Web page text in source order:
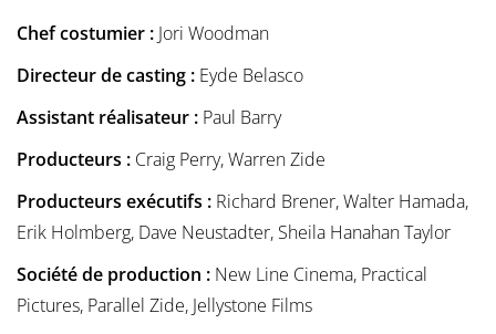
Chef costumier : Jori Woodman
Directeur de casting : Eyde Belasco
Assistant réalisateur : Paul Barry
Producteurs : Craig Perry, Warren Zide
Producteurs exécutifs : Richard Brener, Walter Hamada,
Erik Holmberg, Dave Neustadter, Sheila Hanahan Taylor
Société de production : New Line Cinema, Practical
Pictures, Parallel Zide, Jellystone Films